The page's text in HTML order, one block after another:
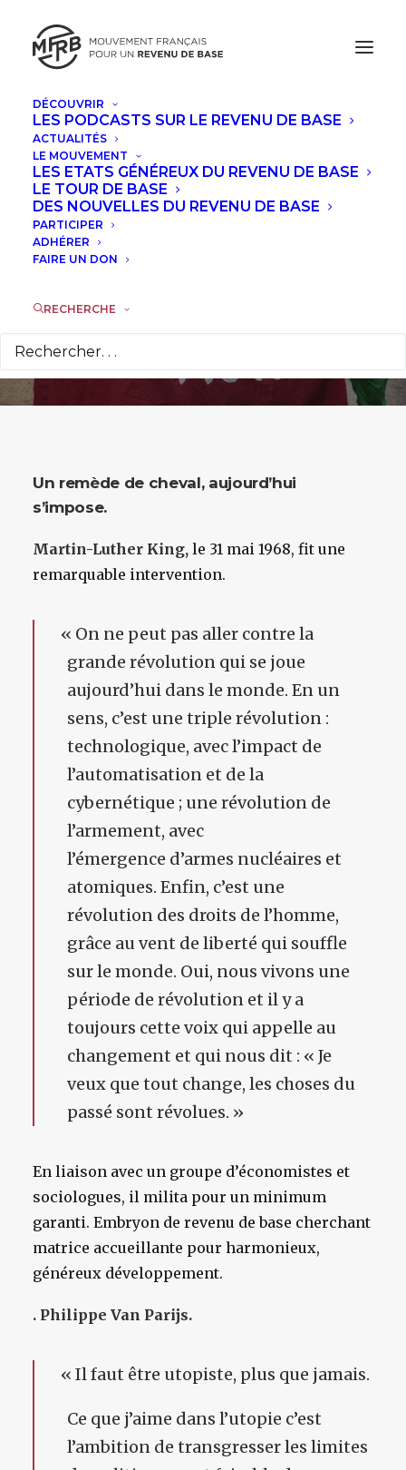
DÉCOUVRIR
LES PODCASTS SUR LE REVENU DE BASE
ACTUALITÉS
LE MOUVEMENT
LES ETATS GÉNÉREUX DU REVENU DE BASE
LE TOUR DE BASE
DES NOUVELLES DU REVENU DE BASE
PARTICIPER
ADHÉRER
FAIRE UN DON
RECHERCHE
« Le travail est mort
» (épisode 10) :
L'utopie ou le
Un remède de cheval, aujourd’hui
s’impose.
Martin-Luther King, le 31 mai 1968, fit une
remarquable intervention.
« On ne peut pas aller contre la
grande révolution qui se joue
aujourd’hui dans le monde. En un
sens, c’est une triple révolution :
technologique, avec l’impact de
l’automatisation et de la
cybernétique ; une révolution de
l’armement, avec
l’émergence d’armes nucléaires et
atomiques. Enfin, c’est une
révolution des droits de l’homme,
grâce au vent de liberté qui souffle
sur le monde. Oui, nous vivons une
période de révolution et il y a
toujours cette voix qui appelle au
changement et qui nous dit : « Je
veux que tout change, les choses du
passé sont révolues. »
En liaison avec un groupe d’économistes et
sociologues, il milita pour un minimum
garanti. Embryon de revenu de base cherchant
matrice accueillante pour harmonieux,
généreux développement.
. Philippe Van Parijs.
« Il faut être utopiste, plus que jamais.
Ce que j’aime dans l’utopie c’est
l’ambition de transgresser les limites